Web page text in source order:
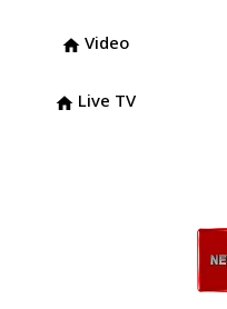
home Video
home Live TV